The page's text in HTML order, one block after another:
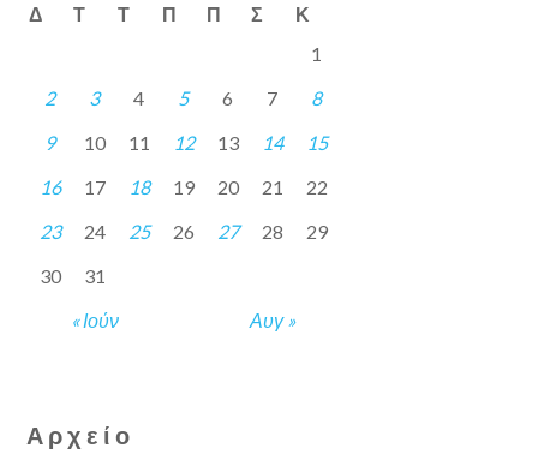
Δ Τ Τ Π Π Σ Κ
« Ιούν Αυγ »
1
2
3 4 5 6 7
8
9
10 11 12 13 14
15
16
17 18 19 20 21
22
23
24 25 26 27 28
29
30
31
Αρχείο